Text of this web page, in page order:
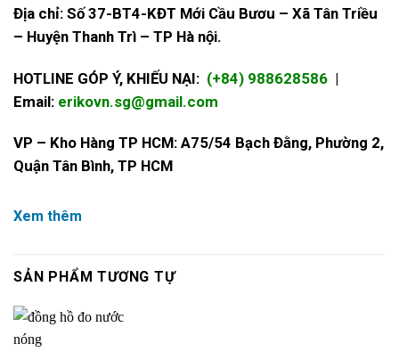
Địa chỉ: Số 37-BT4-KĐT Mới Cầu Bươu – Xã Tân Triều
– Huyện Thanh Trì – TP Hà nội.
HOTLINE GÓP Ý, KHIẾU NẠI: (+84) 988628586 |
Email: erikovn.sg@gmail.com
VP – Kho Hàng TP HCM: A75/54 Bạch Đằng, Phường 2,
Quận Tân Bình, TP HCM
Xem thêm
SẢN PHẨM TƯƠNG TỰ